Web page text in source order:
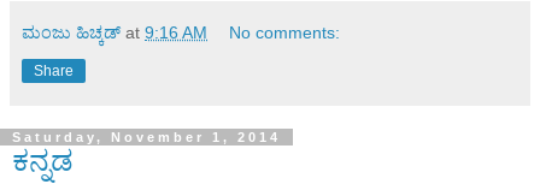
ಮಂಜು ಹಿಚ್ಕಡ್ at 9:16 AM No comments:
Share
Saturday, November 1, 2014
ಕನ್ನಡ